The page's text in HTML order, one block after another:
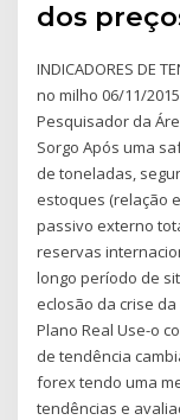
dos
INDICADORES DE
no milho 06/11/
Pesquisador da
Sorgo Após uma
de toneladas,
estoques (relação
passivo externo
reservas
longo período de
eclosão da crise
Plano Real Use-o
de tendência
forex tendo uma
tendências e